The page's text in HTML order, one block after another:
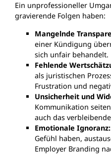
Ein unprofessioneller
gravierende Folgen haben:
Mangelnde
einer Kündigung
sich unfair behandelt.
Fehlende
als juristischen
Frustration und
Unsicherheit und
Kommunikation
auch das
Emotionale Ignoranz:
Gefühl haben,
Employer Branding